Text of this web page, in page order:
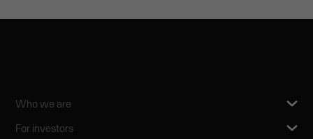
Who we are
For investors